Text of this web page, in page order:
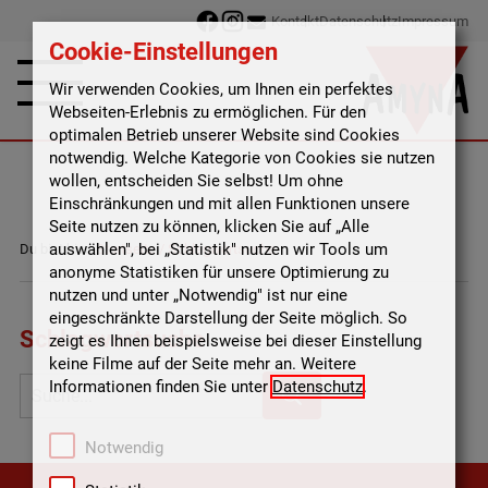
KontaktDatenschutzImpressum
Du bist hier: Startseite/Schlagwortsuche
Schlagwortsuche
Cookie-Einstellungen
Wir verwenden Cookies, um Ihnen ein perfektes
Webseiten-Erlebnis zu ermöglichen. Für den
optimalen Betrieb unserer Website sind Cookies
notwendig. Welche Kategorie von Cookies sie nutzen
wollen, entscheiden Sie selbst! Um ohne
Einschränkungen und mit allen Funktionen unsere
Seite nutzen zu können, klicken Sie auf „Alle
auswählen", bei „Statistik" nutzen wir Tools um
anonyme Statistiken für unsere Optimierung zu
nutzen und unter „Notwendig" ist nur eine
eingeschränkte Darstellung der Seite möglich. So
zeigt es Ihnen beispielsweise bei dieser Einstellung
keine Filme auf der Seite mehr an. Weitere
Informationen finden Sie unter Datenschutz.
Notwendig